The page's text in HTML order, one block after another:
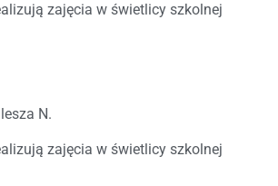
zajęcia w świetlicy szkolnej
N.
zajęcia w świetlicy szkolnej